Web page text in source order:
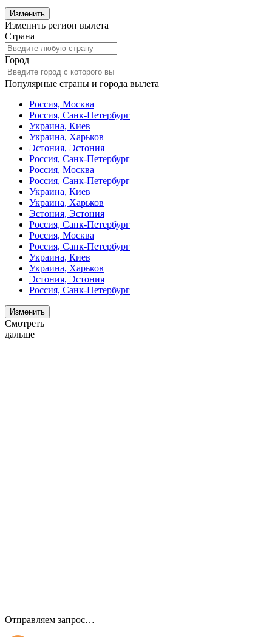
Изменить
Изменить регион вылета
Страна
Город
Популярные страны и города вылета
Россия, Москва
Россия, Санк-Петербург
Украина, Киев
Украина, Харьков
Эстония, Эстония
Россия, Санк-Петербург
Россия, Москва
Россия, Санк-Петербург
Украина, Киев
Украина, Харьков
Эстония, Эстония
Россия, Санк-Петербург
Россия, Москва
Россия, Санк-Петербург
Украина, Киев
Украина, Харьков
Эстония, Эстония
Россия, Санк-Петербург
Изменить
Смотреть
дальше
Отправляем запрос…